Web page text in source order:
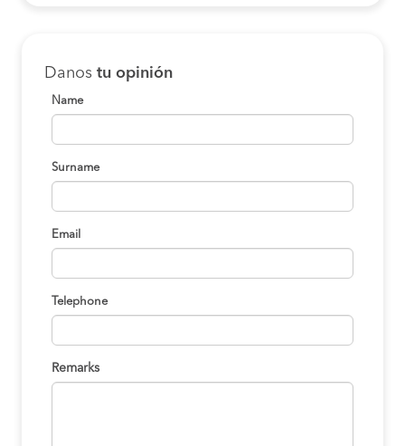
Danos tu opinión
Name
Surname
Email
Telephone
Remarks